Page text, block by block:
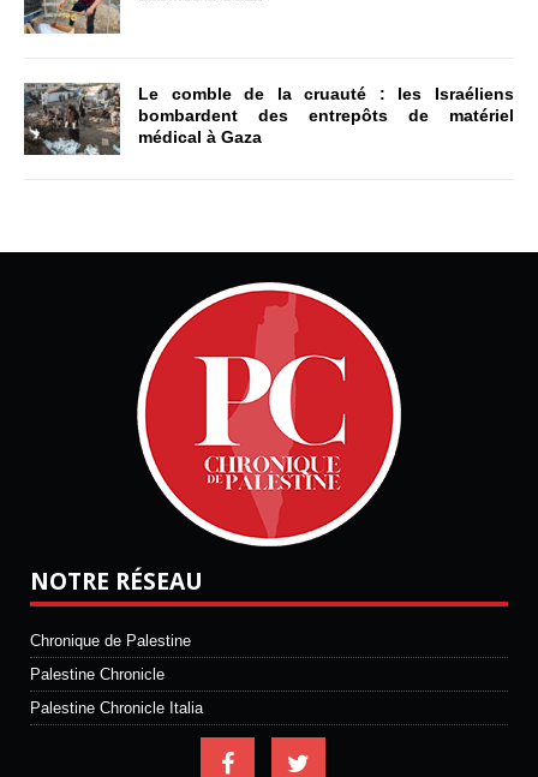
Le comble de la cruauté : les Israéliens
bombardent des entrepôts de matériel
médical à Gaza
NOTRE RÉSEAU
Chronique de Palestine
Palestine Chronicle
Palestine Chronicle Italia